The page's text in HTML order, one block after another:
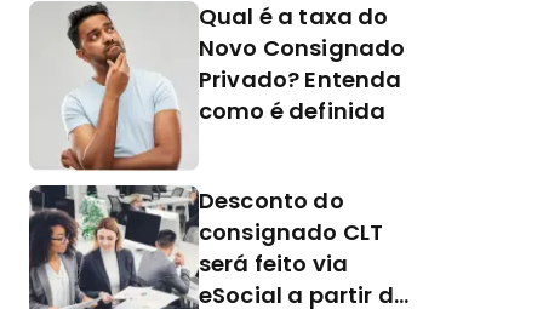
Qual é a taxa do
Novo Consignado
Privado? Entenda
como é definida
Desconto do
consignado CLT
será feito via
eSocial a partir de